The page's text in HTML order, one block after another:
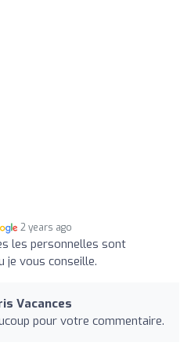
2 years ago
les personnelles sont
je vous conseille.
Vacances
pour votre commentaire.